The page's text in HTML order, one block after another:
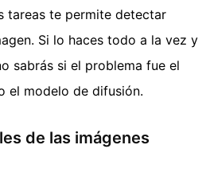
tareas te permite detectar
Si lo haces todo a la vez y
sabrás si el problema fue el
el modelo de difusión.
de las imágenes